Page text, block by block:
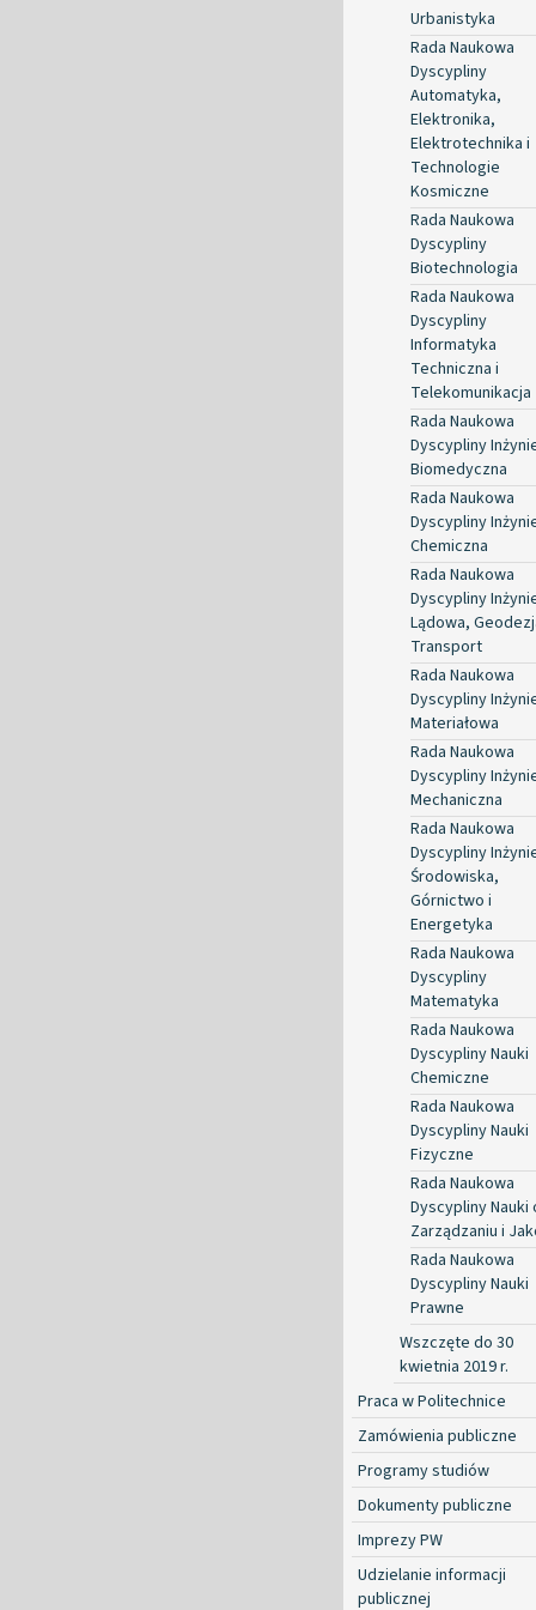
Urbanistyka
Rada Naukowa
Dyscypliny
Automatyka,
Elektronika,
Elektrotechnika i
Technologie
Kosmiczne
Rada Naukowa
Dyscypliny
Biotechnologia
Rada Naukowa
Dyscypliny
Informatyka
Techniczna i
Telekomunikacja
Rada Naukowa
Dyscypliny
Biomedyczna
Rada Naukowa
Dyscypliny
Chemiczna
Rada Naukowa
Dyscypliny
Lądowa,
Transport
Rada Naukowa
Dyscypliny
Materiałowa
Rada Naukowa
Dyscypliny
Mechaniczna
Rada Naukowa
Dyscypliny
Środowiska,
Górnictwo i
Energetyka
Rada Naukowa
Dyscypliny
Matematyka
Rada Naukowa
Dyscypliny Nauki
Chemiczne
Rada Naukowa
Dyscypliny Nauki
Fizyczne
Rada Naukowa
Dyscypliny Nauki
Zarządzaniu i
Rada Naukowa
Dyscypliny Nauki
Prawne
Wszczęte do 30
kwietnia 2019 r.
Praca w Politechnice
Zamówienia publiczne
Programy studiów
Dokumenty publiczne
Imprezy PW
Udzielanie informacji
publicznej